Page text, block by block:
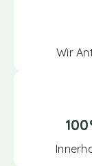
Wir